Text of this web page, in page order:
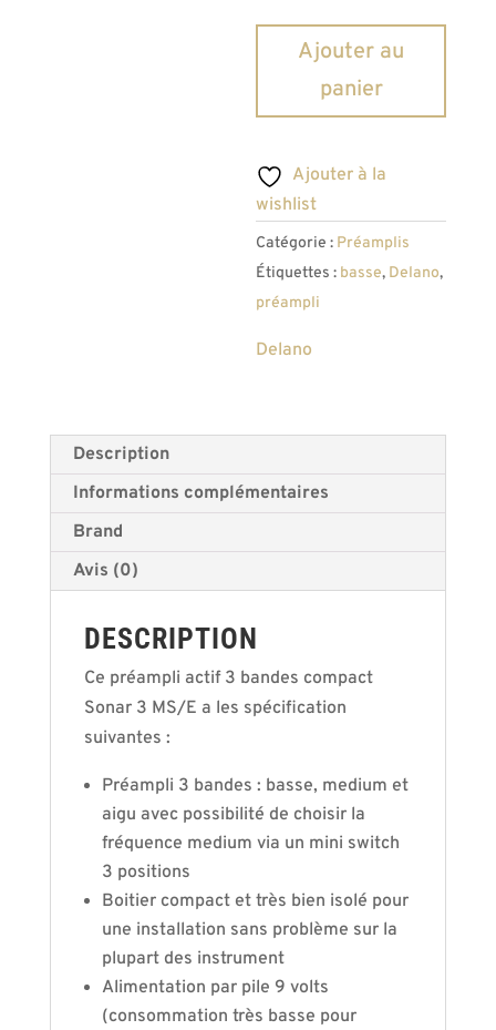
quantité
Préampli
Bandes
Delano
Sonar
3
MS/E
Ajouter au
panier
Ajouter à la
wishlist
Catégorie : Préamplis
Étiquettes : basse, Delano,
préampli
Delano
Description
Informations complémentaires
Brand
Avis (0)
DESCRIPTION
Ce préampli actif 3 bandes compact
Sonar 3 MS/E a les spécification
suivantes :
Préampli 3 bandes : basse, medium et
aigu avec possibilité de choisir la
fréquence medium via un mini switch
3 positions
Boitier compact et très bien isolé pour
une installation sans problème sur la
plupart des instrument
Alimentation par pile 9 volts
(consommation très basse pour